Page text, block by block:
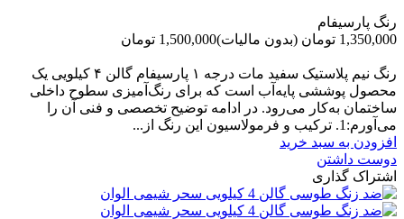
رنگ پارسیفام
1,350,000 تومان
(بدون مالیات)1,500,000 تومان
رنگ نیم‌ پلاستیک سفید مات درجه ۱ پارسیفام گالن ۴ کیلویی یک
محصول پوششی پایه‌آب است که برای رنگ‌آمیزی سطوح داخلی
ساختمان به‌کار می‌رود. در ادامه توضیح تخصصی و فنی آن را
می‌آورم:1. ترکیب و فرمولاسیون این رنگ از...
افزودن به سبد خرید
دوست داشتن
اشتراک گذاری